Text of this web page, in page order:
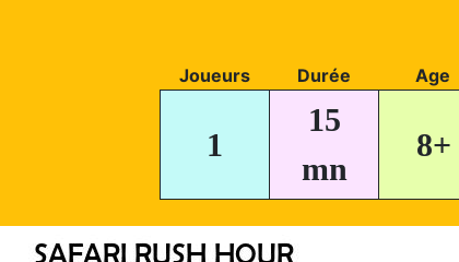
Joueurs Durée Age
1
15
mn
8+